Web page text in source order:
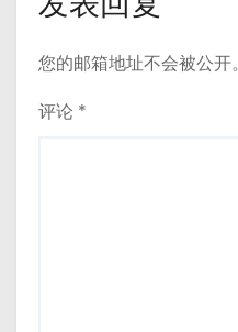
您的邮箱地址不会被公开。
评论 *